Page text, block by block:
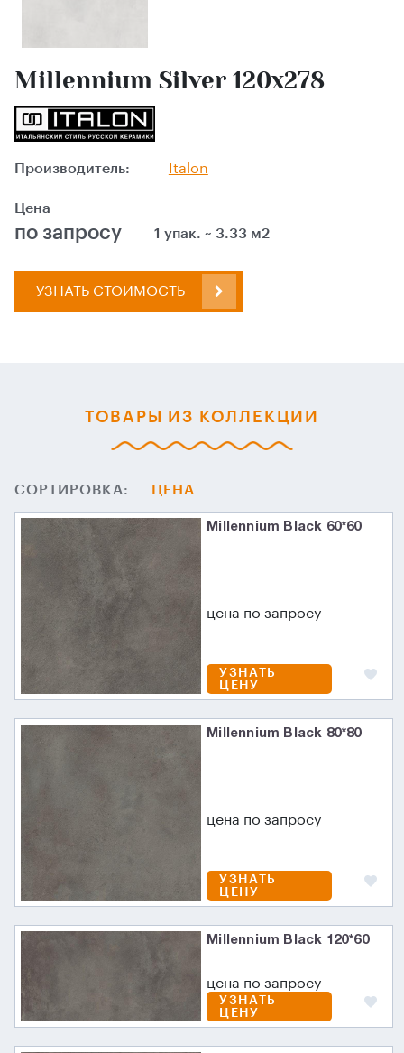
Millennium Silver 120x278
Производитель: Italon
Цена
по запросу 1 упак. ~ 3.33 м2
УЗНАТЬ СТОИМОСТЬ
ТОВАРЫ ИЗ КОЛЛЕКЦИИ
СОРТИРОВКА: ЦЕНА
Millennium Black 60*60
цена по запросу
УЗНАТЬ
ЦЕНУ
Millennium Black 80*80
цена по запросу
УЗНАТЬ
ЦЕНУ
Millennium Black 120*60
цена по запросу
УЗНАТЬ
ЦЕНУ